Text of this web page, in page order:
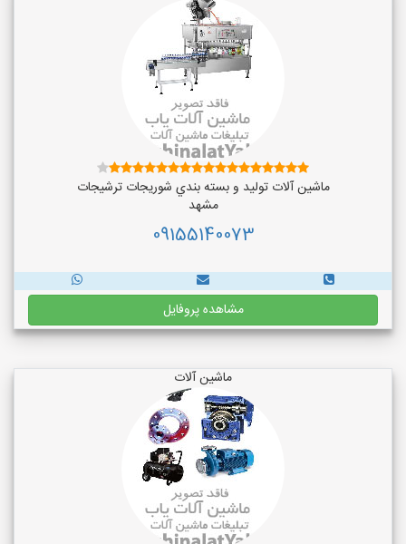
ماشین آلات توليد و بسته بندي شوريجات ترشيجات
مشهد
09155140073
مشاهده پروفایل
ماشین آلات